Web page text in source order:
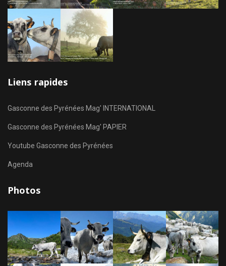
Liens rapides
Gasconne des Pyrénées Mag' INTERNATIONAL
Gasconne des Pyrénées Mag' PAPIER
Youtube Gasconne des Pyrénées
Agenda
Photos